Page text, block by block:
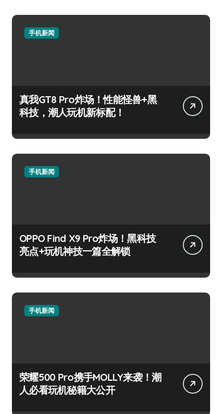
手机新闻
真我GT8 Pro炸场！性能怪兽+黑
科技，潮人玩机新标配！
手机新闻
OPPO Find X9 Pro炸场！黑科技
亮点+玩机神技一篇全解锁
手机新闻
荣耀500 Pro携手MOLLY来袭！潮
人必看玩机秘籍大公开